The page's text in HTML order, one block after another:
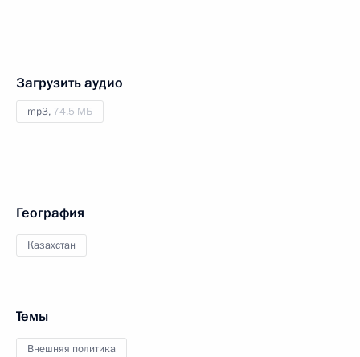
Загрузить аудио
mp3, 74.5 МБ
География
Казахстан
Темы
Внешняя политика